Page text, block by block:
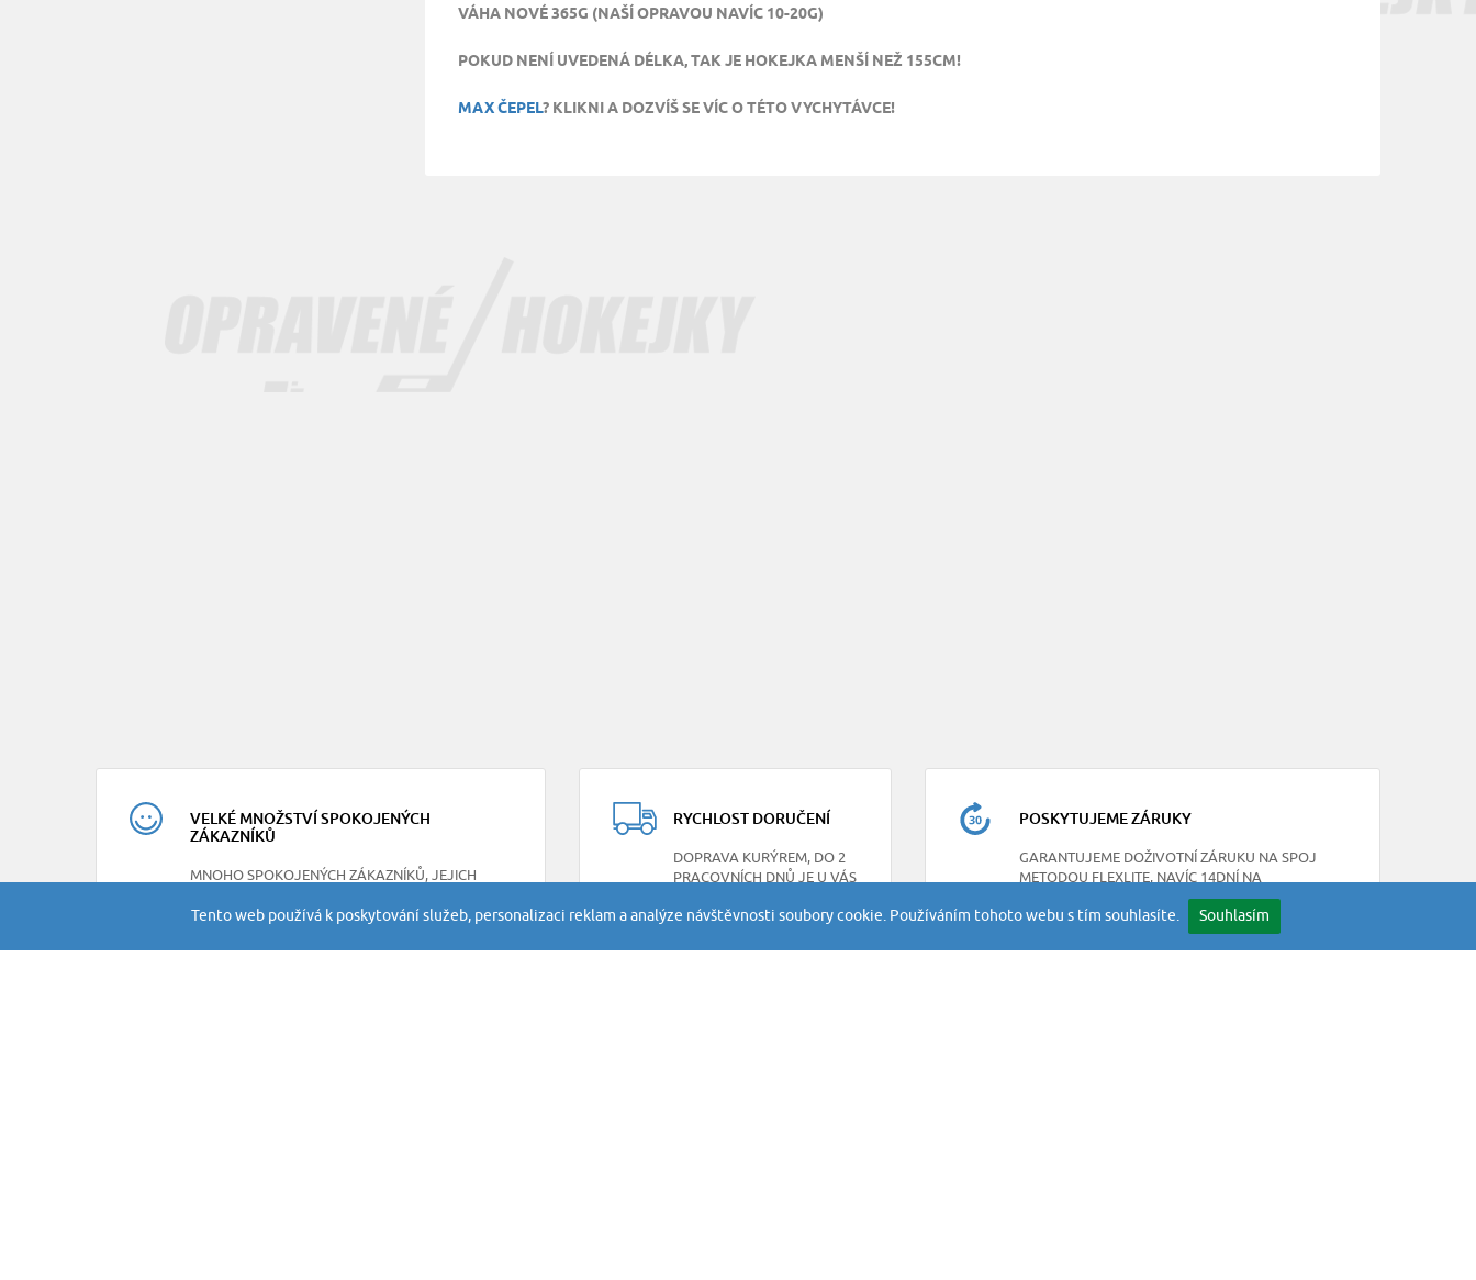
VÁHA NOVÉ 365G (NAŠÍ OPRAVOU NAVÍC 10-20G)
POKUD NENÍ UVEDENÁ DÉLKA, TAK JE HOKEJKA MENŠÍ NEŽ 155CM!
MAX ČEPEL? KLIKNI A DOZVÍŠ SE VÍC O TÉTO VYCHYTÁVCE!
VELKÉ MNOŽSTVÍ SPOKOJENÝCH
ZÁKAZNÍKŮ
MNOHO SPOKOJENÝCH ZÁKAZNÍKŮ, JEJICH
RYCHLOST DORUČENÍ
DOPRAVA KURÝREM, DO 2
PRACOVNÍCH DNŮ JE U VÁS
POSKYTUJEME ZÁRUKY
GARANTUJEME DOŽIVOTNÍ ZÁRUKU NA SPOJ
METODOU FLEXLITE, NAVÍC 14DNÍ NA
JAKOUKOLIV SKRYTOU VADU
Tento web používá k poskytování služeb, personalizaci reklam a analýze návštěvnosti soubory cookie. Používáním tohoto webu s tím souhlasíte. Souhlasím